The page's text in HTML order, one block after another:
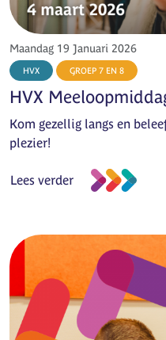
Maandag 19 Januari 2026
HVX GROEP 7 EN 8
HVX
Kom gezellig langs en
plezier!
Lees verder